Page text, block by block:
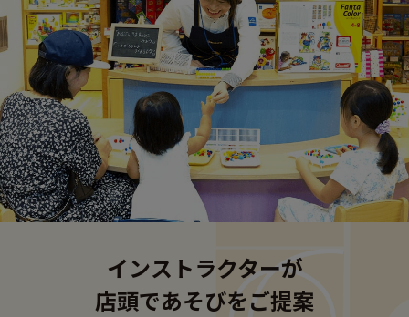
インストラクターが
店頭であそびをご提案